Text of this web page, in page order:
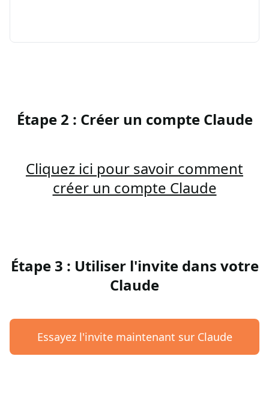
Étape 2 : Créer un compte Claude
Cliquez ici pour savoir comment
créer un compte Claude
Étape 3 : Utiliser l'invite dans votre
Claude
Essayez l'invite maintenant sur Claude